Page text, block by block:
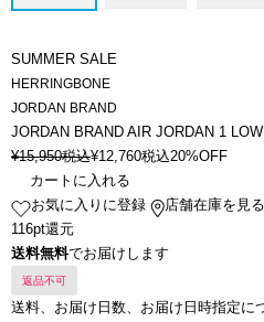
SUMMER SALE
HERRINGBONE
JORDAN BRAND
JORDAN BRAND AIR JORDAN 1
¥15,950税込¥12,760税込20%OFF
カートに入れる
お気に入りに登録
店舗在庫を見る
116pt還元
送料無料でお届けします
返品不可
送料、お届け日数、お届け日時指定に